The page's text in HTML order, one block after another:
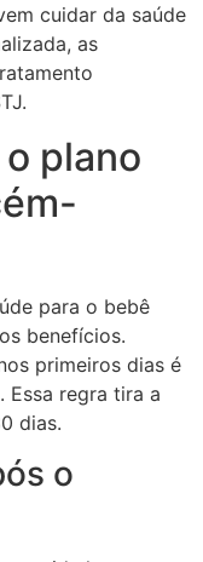
cuidar da saúde
as
plano
para o bebê
benefícios.
primeiros dias é
Essa regra tira a
dias.
o